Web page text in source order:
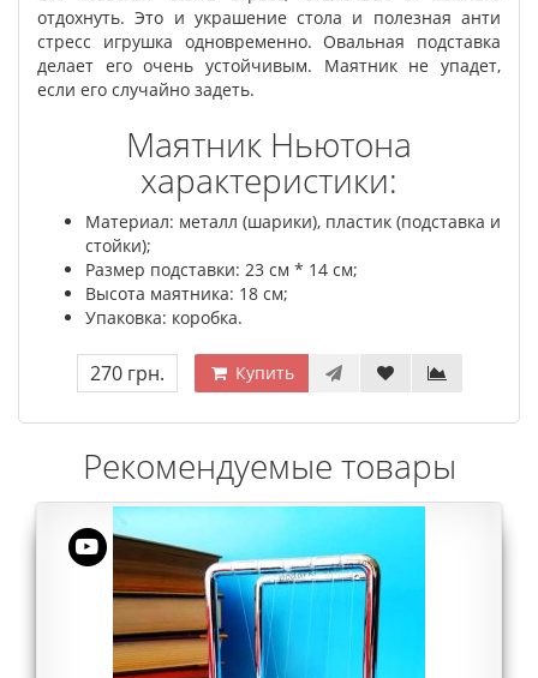
отдохнуть. Это и украшение стола и полезная анти
стресс игрушка одновременно. Овальная подставка
делает его очень устойчивым. Маятник не упадет,
если его случайно задеть.
Маятник Ньютона
характеристики:
Материал: металл (шарики), пластик (подставка и
стойки);
Размер подставки: 23 см * 14 см;
Высота маятника: 18 см;
Упаковка: коробка.
270 грн. Купить
Рекомендуемые товары